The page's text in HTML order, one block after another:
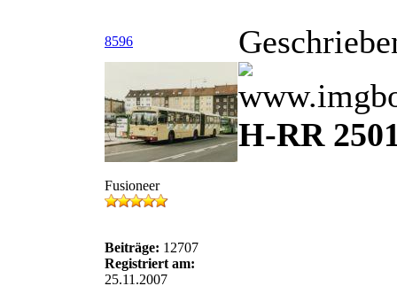
8596
Fusioneer
Beiträge: 12707
Registriert am:
25.11.2007
H-RR